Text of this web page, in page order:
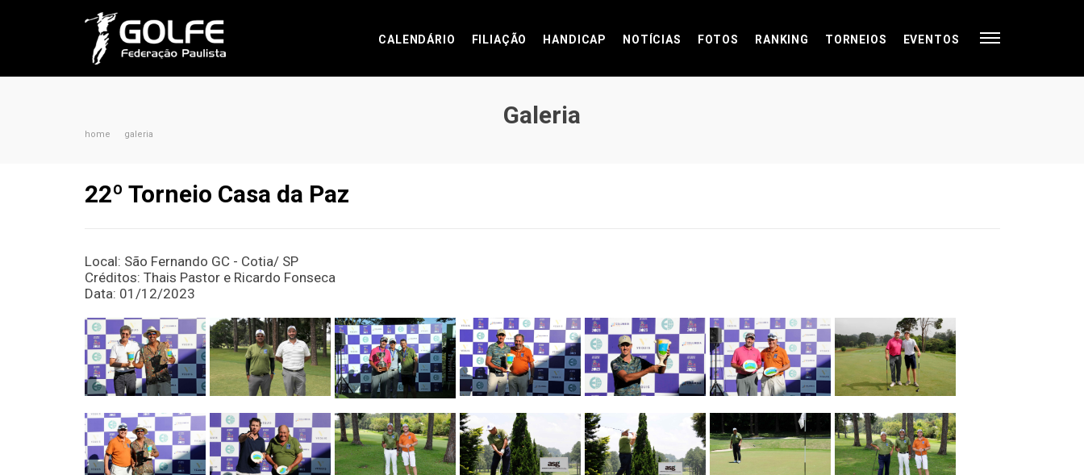
CALENDÁRIO FILIAÇÃO HANDICAP NOTÍCIAS FOTOS RANKING TORNEIOS EVENTOS
Galeria
home galeria
22º Torneio Casa da Paz
Local: São Fernando GC - Cotia/ SP
Créditos: Thais Pastor e Ricardo Fonseca
Data: 01/12/2023